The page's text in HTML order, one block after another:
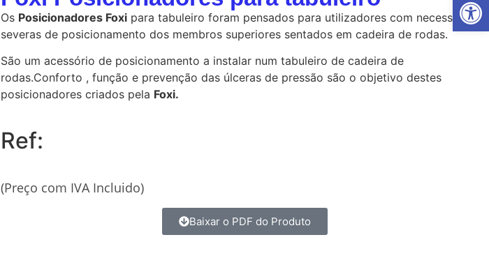
Os Posicionadores Foxi para tabuleiro foram pensados para utilizadores com necessidades
severas de posicionamento dos membros superiores sentados em cadeira de rodas.
São um acessório de posicionamento a instalar num tabuleiro de cadeira de
rodas.Conforto , função e prevenção das úlceras de pressão são o objetivo destes
posicionadores criados pela Foxi.
Ref:
(Preço com IVA Incluido)
Baixar o PDF do Produto